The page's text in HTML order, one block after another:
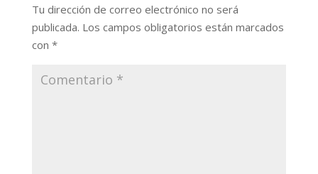
Tu dirección de correo electrónico no será
publicada. Los campos obligatorios están marcados
con *